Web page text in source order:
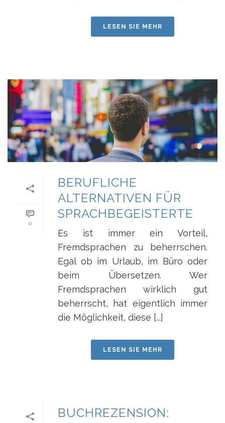
LESEN SIE MEHR
0
BERUFLICHE
ALTERNATIVEN FÜR
SPRACHBEGEISTERTE
Es ist immer ein Vorteil,
Fremdsprachen zu beherrschen.
Egal ob im Urlaub, im Büro oder
beim Übersetzen. Wer
Fremdsprachen wirklich gut
beherrscht, hat eigentlich immer
die Möglichkeit, diese [...]
LESEN SIE MEHR
BUCHREZENSION: